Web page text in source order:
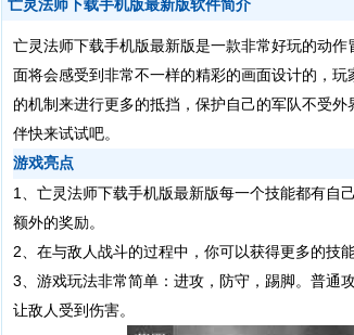
亡灵法师下载手机版最新版软件简介
亡灵法师下载手机版最新版是一款非常好玩的动
面将会感受到非常不一样的精彩的画面设计的，
的机制来进行更多的抵挡，保护自己的军队不受
伴快来试试吧。
游戏亮点
1、亡灵法师下载手机版最新版每一个技能都有自
额外的奖励。
2、在与敌人战斗的过程中，你可以获得更多的技能
3、游戏玩法非常简单：进攻，防守，踢脚。普通
让敌人受到伤害。